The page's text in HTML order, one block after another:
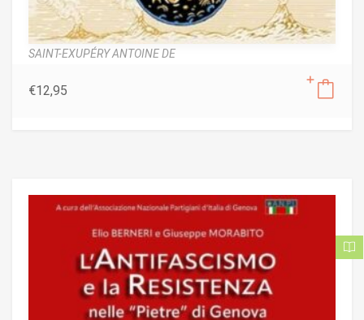
SAINT-EXUPÉRY ANTOINE DE
€12,95